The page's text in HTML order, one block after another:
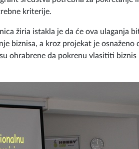
kriterije.
žiria istakla je da će ova ulaganja
biznisa, a kroz projekat je osnaženo
ohrabrene da pokrenu vlasititi